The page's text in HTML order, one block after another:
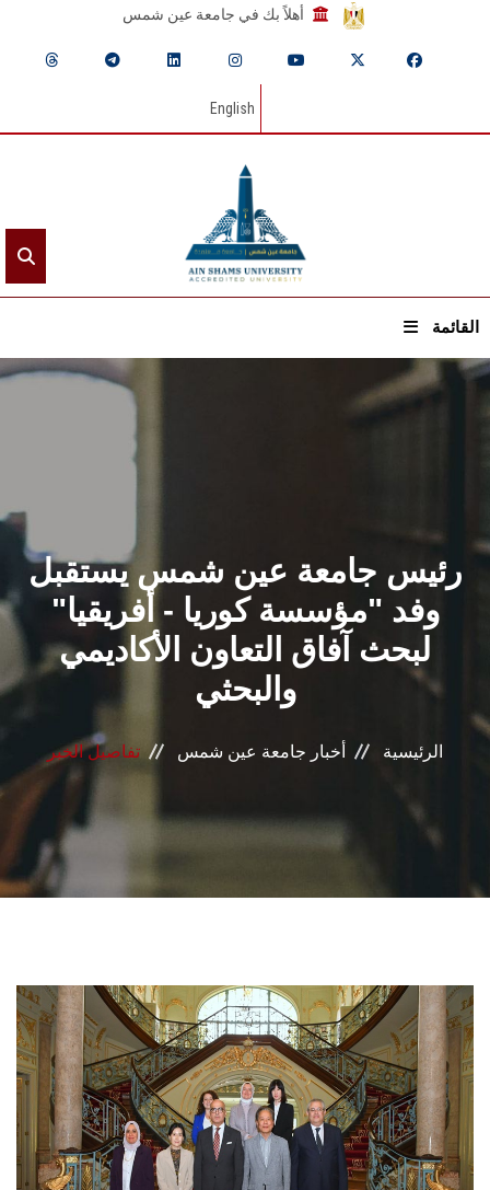
أهلاً بك في جامعة عين شمس
English
القائمة
القطاعـات
الشئون الأكاديمية
البحث العلمي
الرعاية الصحية
المراكز والوحدات
الأنظمة الذكية
الإعلام
الطلاب
هيئة التدريس
الدراسات العليا
الخريجين
رئيس جامعة عين شمس يستقبل
وفد "مؤسسة كوريا - أفريقيا"
لبحث آفاق التعاون الأكاديمي
والبحثي
الرئيسية أخبار جامعة عين شمس تفاصيل الخبر